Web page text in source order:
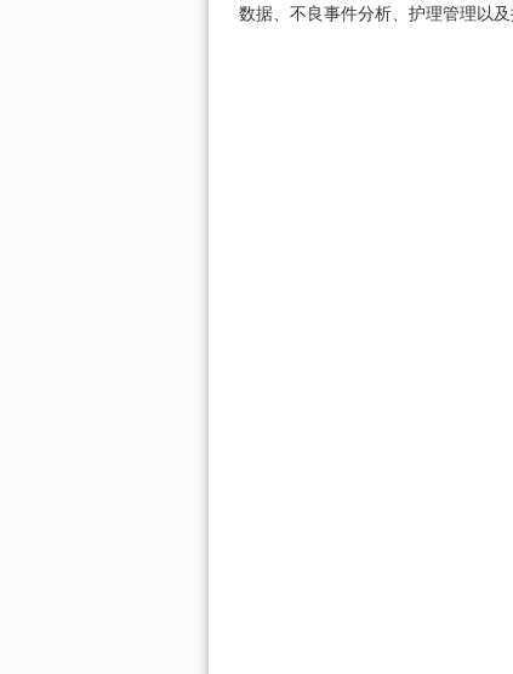
数据、不良事件分析、护理管理以